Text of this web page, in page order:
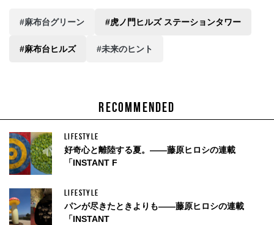
RECOMMENDED
LIFESTYLE
好奇心と離陸する夏。——藤原ヒロシの連載
「INSTANT F
LIFESTYLE
パンが尽きたときよりも——藤原ヒロシの連載
「INSTANT
#麻布台グリーン #虎ノ門ヒルズ ステーションタワー
#麻布台ヒルズ #未来のヒント